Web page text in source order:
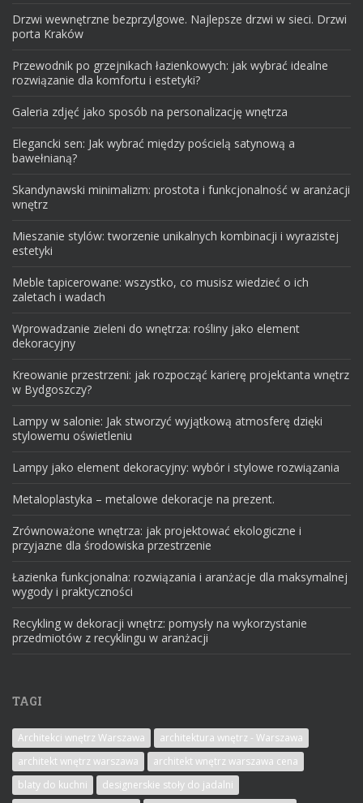
Drzwi wewnętrzne bezprzylgowe. Najlepsze drzwi w sieci. Drzwi
porta Kraków
Przewodnik po grzejnikach łazienkowych: jak wybrać idealne
rozwiązanie dla komfortu i estetyki?
Galeria zdjęć jako sposób na personalizację wnętrza
Elegancki sen: Jak wybrać między pościelą satynową a
bawełnianą?
Skandynawski minimalizm: prostota i funkcjonalność w aranżacji
wnętrz
Mieszanie stylów: tworzenie unikalnych kombinacji i wyrazistej
estetyki
Meble tapicerowane: wszystko, co musisz wiedzieć o ich
zaletach i wadach
Wprowadzanie zieleni do wnętrza: rośliny jako element
dekoracyjny
Kreowanie przestrzeni: jak rozpocząć karierę projektanta wnętrz
w Bydgoszczy?
Lampy w salonie: Jak stworzyć wyjątkową atmosferę dzięki
stylowemu oświetleniu
Lampy jako element dekoracyjny: wybór i stylowe rozwiązania
Metaloplastyka – metalowe dekoracje na prezent.
Zrównoważone wnętrza: jak projektować ekologiczne i
przyjazne dla środowiska przestrzenie
Łazienka funkcjonalna: rozwiązania i aranżacje dla maksymalnej
wygody i praktyczności
Recykling w dekoracji wnętrz: pomysły na wykorzystanie
przedmiotów z recyklingu w aranżacji
TAGI
Architekci wnętrz Warszawa
architektura wnętrz - Warszawa
architekt wnętrz warszawa
architekt wnętrz warszawa cena
blaty do kuchni
designerskie stoły do jadalni